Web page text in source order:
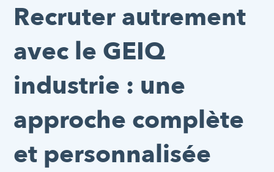
Recruter autrement
avec le GEIQ
industrie : une
approche complète
et personnalisée